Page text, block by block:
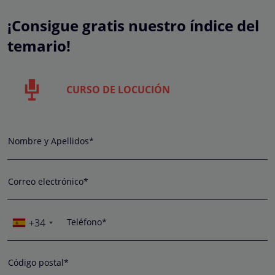
¡Consigue gratis nuestro índice del
temario!
CURSO DE LOCUCIÓN
Nombre y Apellidos*
Correo electrónico*
+34 Teléfono*
Código postal*